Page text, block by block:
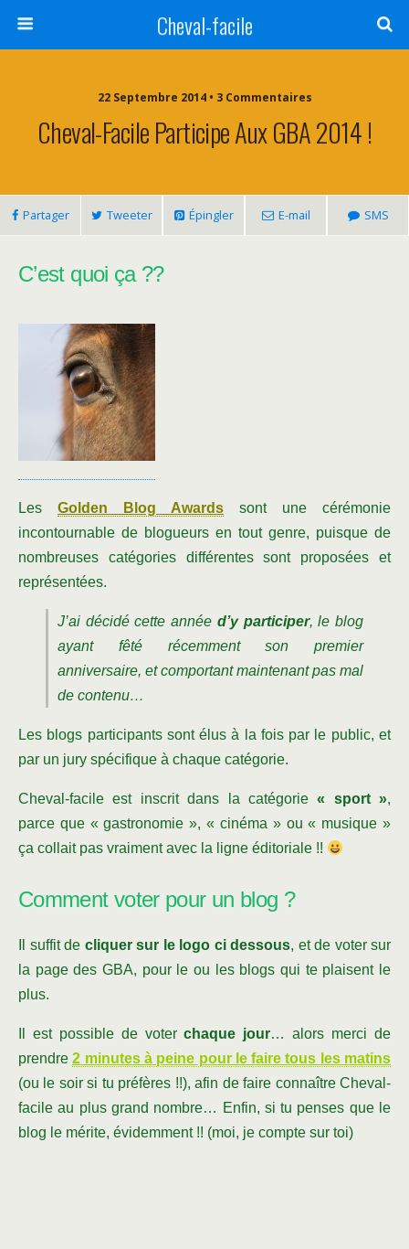
Cheval-facile
22 Septembre 2014 • 3 Commentaires
Cheval-Facile Participe Aux GBA 2014 !
Partager Tweeter Épingler E-mail SMS
C’est quoi ça ??
Les Golden Blog Awards sont une cérémonie
incontournable de blogueurs en tout genre, puisque de
nombreuses catégories différentes sont proposées et
représentées.
J’ai décidé cette année d’y participer, le blog
ayant fêté récemment son premier
anniversaire, et comportant maintenant pas mal
de contenu…
Les blogs participants sont élus à la fois par le public, et
par un jury spécifique à chaque catégorie.
Cheval-facile est inscrit dans la catégorie« sport »,
parce que « gastronomie », « cinéma » ou « musique »
ça collait pas vraiment avec la ligne éditoriale !!
Comment voter pour un blog ?
Il suffit de cliquer sur le logo ci dessous, et de voter sur
la page des GBA, pour le ou les blogs qui te plaisent le
plus.
Il est possible de voterchaque jour… alors merci de
prendre2 minutes à peine pour le faire tous les matins
(ou le soir si tu préfères !!), afin de faire connaître Cheval-
facile au plus grand nombre… Enfin, si tu penses que le
blog le mérite, évidemment !! (moi, je compte sur toi)